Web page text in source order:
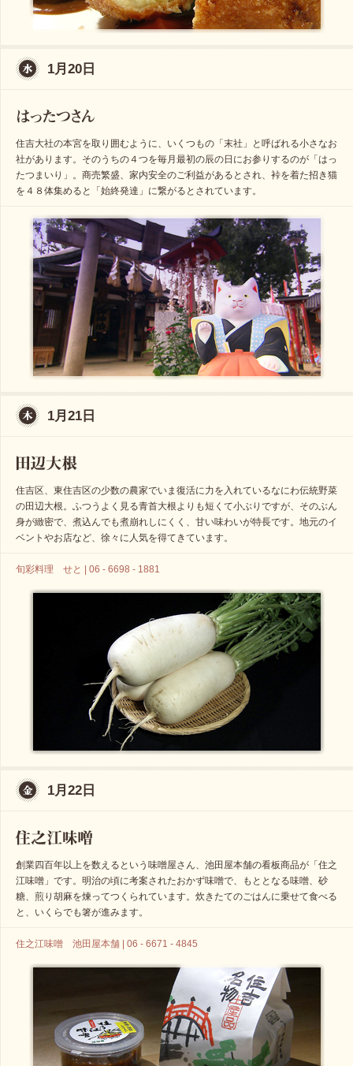
1月20日
住吉大社の本宮を取り囲むように、いくつもの「末社」と呼ばれる小さなお
社があります。そのうちの４つを毎月最初の辰の日にお参りするのが「はっ
たつまいり」。商売繁盛、家内安全のご利益があるとされ、裃を着た招き猫
を４８体集めると「始終発達」に繋がるとされています。
1月21日
住吉区、東住吉区の少数の農家でいま復活に力を入れているなにわ伝統野菜
の田辺大根。ふつうよく見る青首大根よりも短くて小ぶりですが、そのぶん
身が緻密で、煮込んでも煮崩れしにくく、甘い味わいが特長です。地元のイ
ベントやお店など、徐々に人気を得てきています。
旬彩料理 せと | 06 - 6698 - 1881
1月22日
創業四百年以上を数えるという味噌屋さん、池田屋本舗の看板商品が「住之
江味噌」です。明治の頃に考案されたおかず味噌で、もととなる味噌、砂
糖、煎り胡麻を煉ってつくられています。炊きたてのごはんに乗せて食べる
と、いくらでも箸が進みます。
住之江味噌 池田屋本舗 | 06 - 6671 - 4845